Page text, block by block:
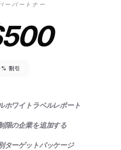
ーパートナー
割引
ホワイトラベルレポート
限の企業を追加する
ターゲットパッケージ